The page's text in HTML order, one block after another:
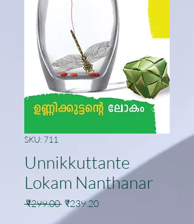
SKU: 711
Unnikkuttante
Lokam Nanthanar
₹299.00 Regular
Price
₹239.20Sale